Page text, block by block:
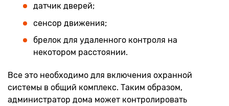
датчик дверей;
сенсор движения;
брелок для удаленного контроля на
некотором расстоянии.
Все это необходимо для включения охранной
системы в общий комплекс. Таким образом,
администратор дома может контролировать